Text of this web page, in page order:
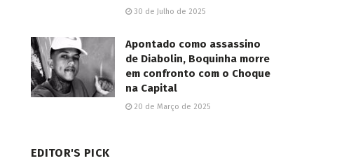
30 de Julho de 2025
Apontado como assassino
de Diabolin, Boquinha morre
em confronto com o Choque
na Capital
20 de Março de 2025
EDITOR'S PICK